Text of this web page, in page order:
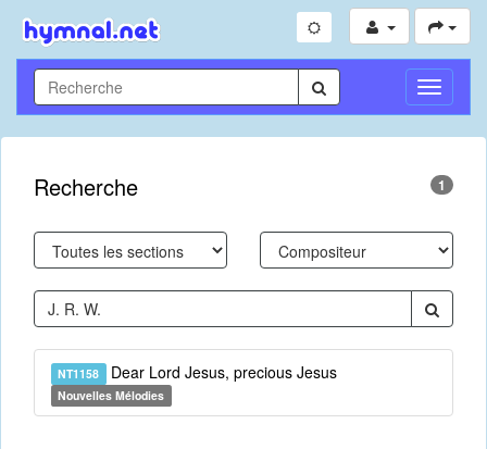
Toggle
Recherche 1
NT1158 Dear Lord Jesus, precious Jesus
Nouvelles Mélodies